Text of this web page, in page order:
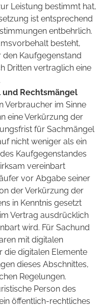
Leistung bestimmt hat,
ist entsprechend
entbehrlich.
besteht,
Kaufgegenstand
Dritten vertraglich eine
und Rechtsmängel
Verbraucher im Sinne
eine Verkürzung der
für Sachmängel
nicht weniger als ein
Kaufgegenstandes
vereinbart
vor Abgabe seiner
der Verkürzung der
in Kenntnis gesetzt
Vertrag ausdrücklich
wird. Für Sachund
mit digitalen
die digitalen Elemente
dieses Abschnittes,
Regelungen.
Person des
öffentlich-rechtliches